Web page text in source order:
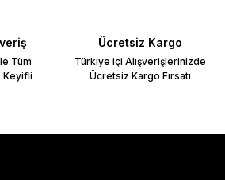
Tüm
Keyifli
Ücretsiz Kargo
Türkiye içi Alışverişlerinizde
Ücretsiz Kargo Fırsatı